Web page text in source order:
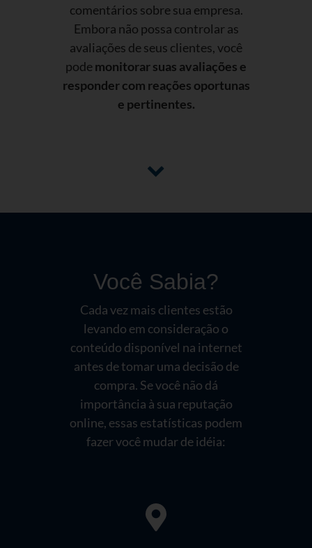
comentários sobre sua empresa.
Embora não possa controlar as
avaliações de seus clientes, você
podemonitorar suas avaliações e
responder com reações oportunas
e pertinentes.
Você Sabia?
Cada vez mais clientes estão
levando em consideração o
conteúdo disponível na internet
antes de tomar uma decisão de
compra. Se você não dá
importância à sua reputação
online, essas estatísticas podem
fazer você mudar de idéia: